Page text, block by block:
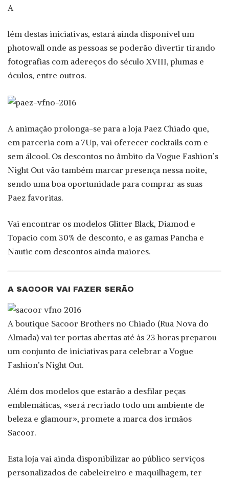
A
lém destas iniciativas, estará ainda disponível um
photowall onde as pessoas se poderão divertir tirando
fotografias com adereços do século XVIII, plumas e
óculos, entre outros.
A animação prolonga-se para a loja Paez Chiado que,
em parceria com a 7Up, vai oferecer cocktails com e
sem álcool. Os descontos no âmbito da Vogue Fashion’s
Night Out vão também marcar presença nessa noite,
sendo uma boa oportunidade para comprar as suas
Paez favoritas.
Vai encontrar os modelos Glitter Black, Diamod e
Topacio com 30% de desconto, e as gamas Pancha e
Nautic com descontos ainda maiores.
A SACOOR VAI FAZER SERÃO
A boutique Sacoor Brothers no Chiado (Rua Nova do
Almada) vai ter portas abertas até às 23 horas preparou
um conjunto de iniciativas para celebrar a Vogue
Fashion’s Night Out.
Além dos modelos que estarão a desfilar peças
emblemáticas, «será recriado todo um ambiente de
beleza e glamour», promete a marca dos irmãos
Sacoor.
Esta loja vai ainda disponibilizar ao público serviços
personalizados de cabeleireiro e maquilhagem, ter